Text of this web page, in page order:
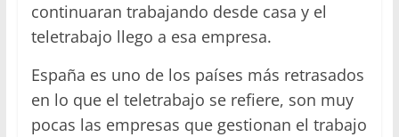
continuaran trabajando desde casa y el
teletrabajo llego a esa empresa.
España es uno de los países más retrasados
en lo que el teletrabajo se refiere, son muy
pocas las empresas que gestionan el trabajo